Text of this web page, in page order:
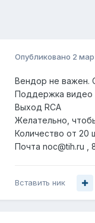
Опубликовано 2
Вендор не важен.
Поддержка видео
Выход RCA
Желательно,
Количество от 20
Почта noc@tih.ru ,
Вставить ник